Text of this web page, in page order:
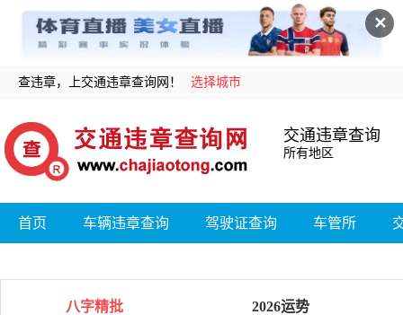
✕
查违章，上交通违章查询网！ 选择城市
交通违章查询
所有地区
首页 车辆违章查询 驾驶证查询 车管所
八字精批 2026运势